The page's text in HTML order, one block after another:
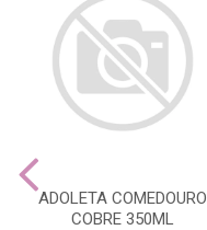
ADOLETA COMEDOURO
COBRE 350ML